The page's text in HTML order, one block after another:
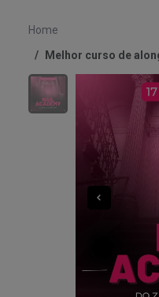
Home
Melhor curso de